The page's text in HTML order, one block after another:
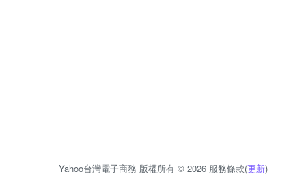
Yahoo台灣電子商務 版權所有 © 2026 服務條款(更新)